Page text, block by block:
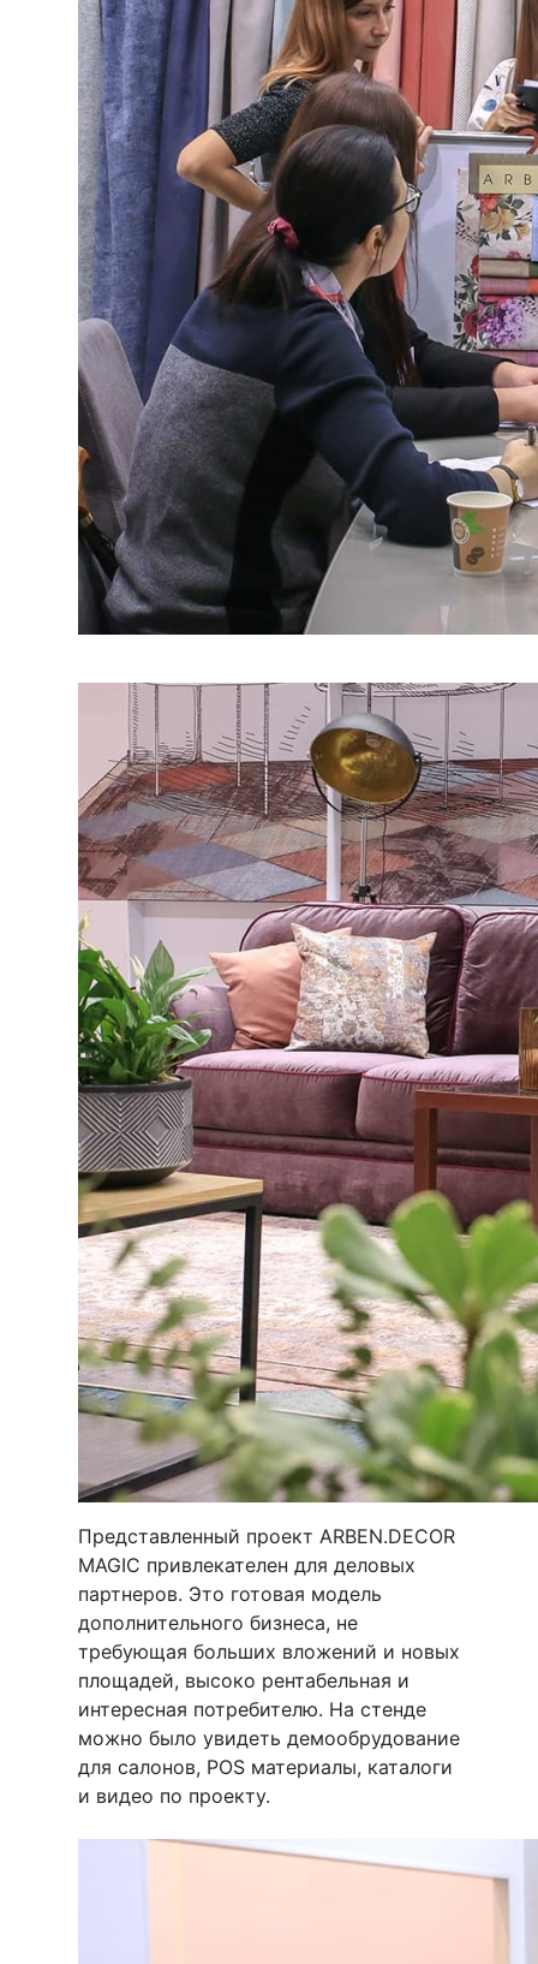
Представленный проект ARBEN.DECOR
MAGIC привлекателен для деловых
партнеров. Это готовая модель
дополнительного бизнеса, не
требующая больших вложений и новых
площадей, высоко рентабельная и
интересная потребителю. На стенде
можно было увидеть демообрудование
для салонов, POS материалы, каталоги
и видео по проекту.